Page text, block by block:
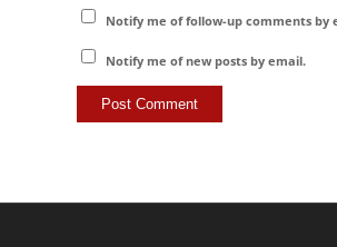
Notify me of follow-up comments by
Notify me of new posts by email.